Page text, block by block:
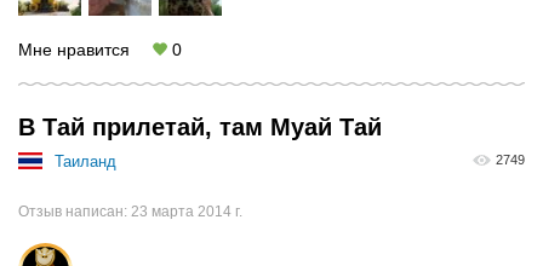
Мне нравится 0
В Тай прилетай, там Муай Тай
Таиланд 2749
Отзыв написан: 23 марта 2014 г.